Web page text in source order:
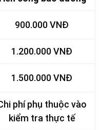
900.000 VNĐ
1.200.000 VNĐ
1.500.000 VNĐ
phí phụ thuộc vào
kiểm tra thực tế